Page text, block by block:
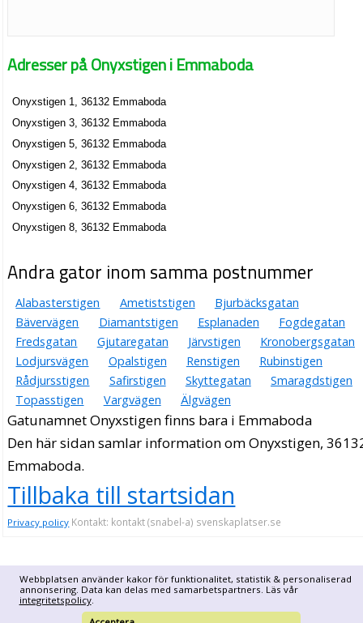
Webbplatsen använder kakor för funktionalitet, statistik & personaliserad
annonsering. Data kan delas med samarbetspartners. Läs vår
integritetspolicy.
Adresser på Onyxstigen i Emmaboda
Onyxstigen 1, 36132 Emmaboda
Onyxstigen 3, 36132 Emmaboda
Onyxstigen 5, 36132 Emmaboda
Onyxstigen 2, 36132 Emmaboda
Onyxstigen 4, 36132 Emmaboda
Onyxstigen 6, 36132 Emmaboda
Onyxstigen 8, 36132 Emmaboda
Andra gator inom samma postnummer
Alabasterstigen Ametiststigen
Bjurbäcksgatan
Bävervägen
Diamantstigen Esplanaden
Fogdegatan
Fredsgatan
Gjutaregatan Järvstigen
Kronobergsgatan
Lodjursvägen
Opalstigen Renstigen
Rubinstigen
Rådjursstigen
Safirstigen Skyttegatan
Smaragdstigen
Topasstigen
Vargvägen Älgvägen
Gatunamnet Onyxstigen finns bara i Emmaboda
Den här sidan samlar information om Onyxstigen,
Emmaboda.
Tillbaka till startsidan
Privacy policy Kontakt: kontakt (snabel-a) svenskaplatser.se